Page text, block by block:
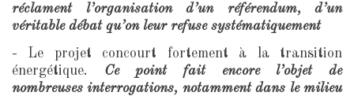
réclament l’organisation d’un référendum, d’un
véritable débat qu’on leur refuse systématiquement
- Le projet concourt fortement à la transition
énergétique. Ce point fait encore l’objet de
nombreuses interrogations, notamment dans le milieu